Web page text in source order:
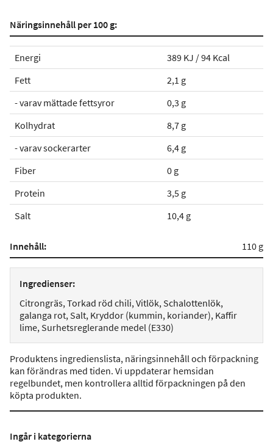
Näringsinnehåll per 100 g:
Energi
389 KJ / 94 Kcal
Fett
2,1 g
- varav mättade fettsyror
0,3 g
Kolhydrat
8,7 g
- varav sockerarter
6,4 g
Fiber
0 g
Protein
3,5 g
Salt
10,4 g
Innehåll: 110 g
Ingredienser:
Citrongräs, Torkad röd chili, Vitlök, Schalottenlök,
galanga rot, Salt, Kryddor (kummin, koriander), Kaffir
lime, Surhetsreglerande medel (E330)
Produktens ingredienslista, näringsinnehåll och förpackning
kan förändras med tiden. Vi uppdaterar hemsidan
regelbundet, men kontrollera alltid förpackningen på den
köpta produkten.
Ingår i kategorierna